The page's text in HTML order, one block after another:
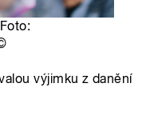
výjimku z danění